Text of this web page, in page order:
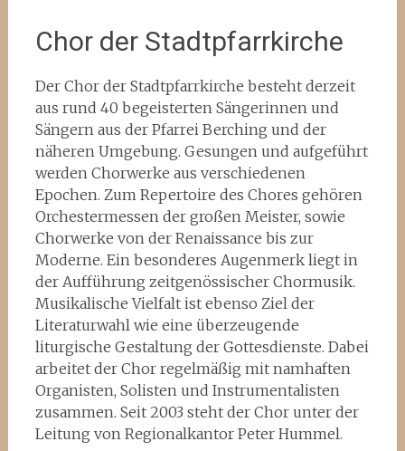
Chor der Stadtpfarrkirche
Der Chor der Stadtpfarrkirche besteht derzeit
aus rund 40 begeisterten Sängerinnen und
Sängern aus der Pfarrei Berching und der
näheren Umgebung. Gesungen und aufgeführt
werden Chorwerke aus verschiedenen
Epochen. Zum Repertoire des Chores gehören
Orchestermessen der großen Meister, sowie
Chorwerke von der Renaissance bis zur
Moderne. Ein besonderes Augenmerk liegt in
der Aufführung zeitgenössischer Chormusik.
Musikalische Vielfalt ist ebenso Ziel der
Literaturwahl wie eine überzeugende
liturgische Gestaltung der Gottesdienste. Dabei
arbeitet der Chor regelmäßig mit namhaften
Organisten, Solisten und Instrumentalisten
zusammen. Seit 2003 steht der Chor unter der
Leitung von Regionalkantor Peter Hummel.